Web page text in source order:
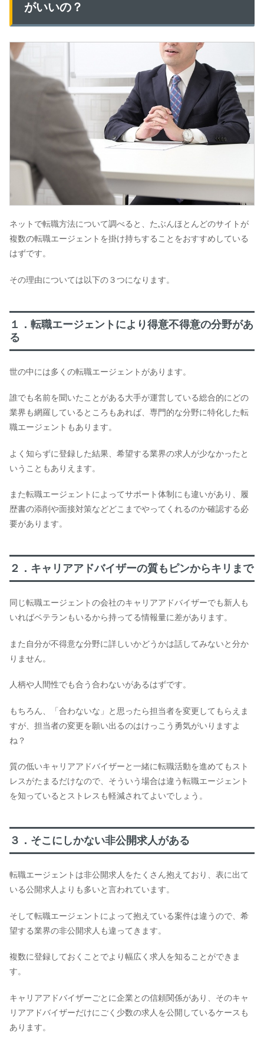
がいいの？
ネットで転職方法について調べると、たぶんほとんどのサイトが
複数の転職エージェントを掛け持ちすることをおすすめしている
はずです。
その理由については以下の３つになります。
１．転職エージェントにより得意不得意の分野があ
る
世の中には多くの転職エージェントがあります。
誰でも名前を聞いたことがある大手が運営している総合的にどの
業界も網羅しているところもあれば、専門的な分野に特化した転
職エージェントもあります。
よく知らずに登録した結果、希望する業界の求人が少なかったと
いうこともありえます。
また転職エージェントによってサポート体制にも違いがあり、履
歴書の添削や面接対策などどこまでやってくれるのか確認する必
要があります。
２．キャリアアドバイザーの質もピンからキリまで
同じ転職エージェントの会社のキャリアアドバイザーでも新人も
いればベテランもいるから持ってる情報量に差があります。
また自分が不得意な分野に詳しいかどうかは話してみないと分か
りません。
人柄や人間性でも合う合わないがあるはずです。
もちろん、「合わないな」と思ったら担当者を変更してもらえま
すが、担当者の変更を願い出るのはけっこう勇気がいりますよ
ね？
質の低いキャリアアドバイザーと一緒に転職活動を進めてもスト
レスがたまるだけなので、そういう場合は違う転職エージェント
を知っているとストレスも軽減されてよいでしょう。
３．そこにしかない非公開求人がある
転職エージェントは非公開求人をたくさん抱えており、表に出て
いる公開求人よりも多いと言われています。
そして転職エージェントによって抱えている案件は違うので、希
望する業界の非公開求人も違ってきます。
複数に登録しておくことでより幅広く求人を知ることができま
す。
キャリアアドバイザーごとに企業との信頼関係があり、そのキャ
リアアドバイザーだけにごく少数の求人を公開しているケースも
あります。